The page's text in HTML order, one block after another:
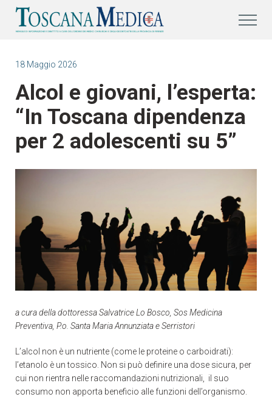
18 Maggio 2026
Alcol e giovani, l’esperta:
“In Toscana dipendenza
per 2 adolescenti su 5”
a cura della dottoressa Salvatrice Lo Bosco, Sos Medicina
Preventiva, P.o. Santa Maria Annunziata e Serristori
L’alcol non è un nutriente (come le proteine o carboidrati):
l’etanolo è un tossico. Non si può definire una dose sicura, per
cui non rientra nelle raccomandazioni nutrizionali, il suo
consumo non apporta beneficio alle funzioni dell’organismo.